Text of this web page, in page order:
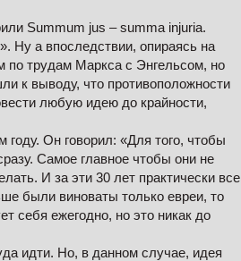
Summum jus – summa injuria.
Ну а впоследствии, опираясь на
по трудам Маркса с Энгельсом, но
к выводу, что противоположности
любую идею до крайности,
Он говорил: «Для того, чтобы
Самое главное чтобы они не
И за эти 30 лет практически все
были виноваты только евреи, то
себя ежегодно, но это никак до
идти. Но, в данном случае, идея